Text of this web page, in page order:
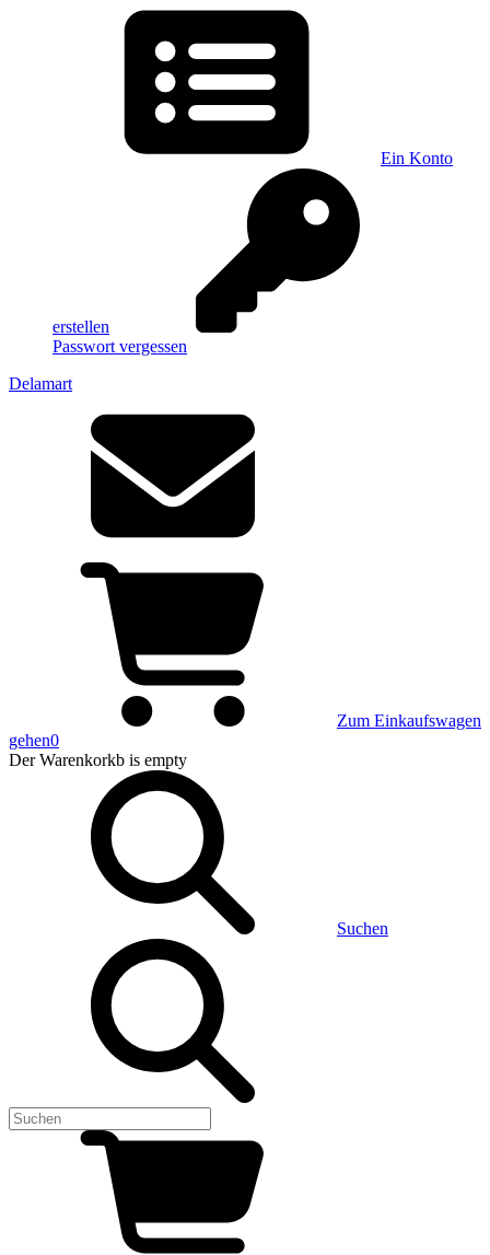
Ein Konto
erstellen
Passwort vergessen
Delamart
Zum Einkaufswagen
gehen0
Der Warenkorkb is empty
Suchen